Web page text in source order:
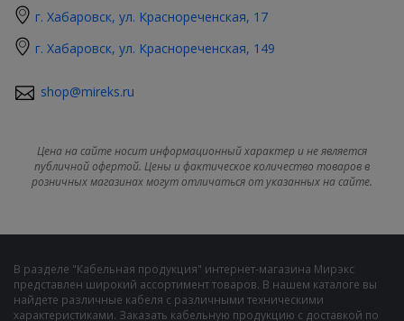
г. Хабаровск, ул. Краснореченская, 17
г. Хабаровск, ул. Краснореченская, 149
shop@mireks.ru
Цена на сайте носит информационный характер и не является
публичной офертой. Цены и фактическое количество товаров в
розничных магазинах могут отличаться от указанных на сайте.
В разделе "Кабельная продукция" интернет-магазина Мирэкс
представлен широкий ассортимент товаров. В нашем каталоге вы
найдете различные кабеля с различными техническими
характеристиками. Заказать кабельную продукцию с доставкой по